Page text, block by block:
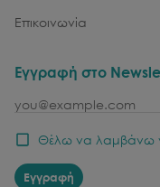
Επικοινωνία
Εγγραφή στο
email
Θέλω να λαμβάνω
Εγγραφή